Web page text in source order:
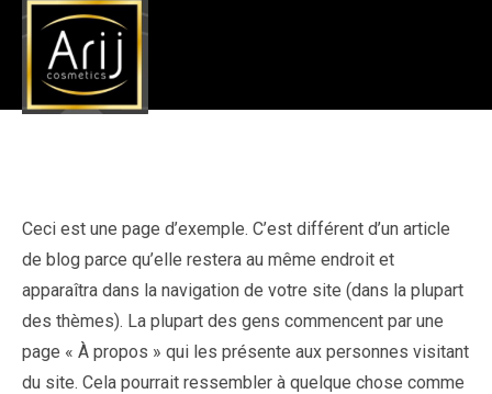
Ceci est une page d’exemple. C’est différent d’un article
de blog parce qu’elle restera au même endroit et
apparaîtra dans la navigation de votre site (dans la plupart
des thèmes). La plupart des gens commencent par une
page « À propos » qui les présente aux personnes visitant
du site. Cela pourrait ressembler à quelque chose comme